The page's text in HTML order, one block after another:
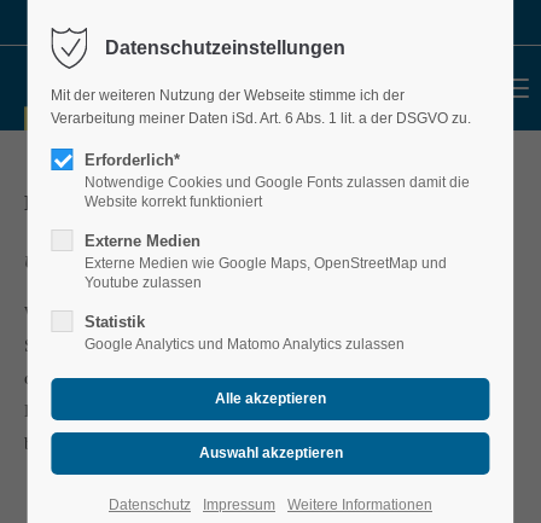
PARTNER
Unsere Partner!
Wir entwickeln Ihren Vorsprung mit starken Partnern an unserer
Seite. Ob eine intelligente Telekommunikations-Anwendung
oder eine zukunftstaugliche Netzinfrastruktur, mit unseren
Partnern können wir die Anforderungen unserer Kunden
bestmöglich erfüllen.
Datenschutzeinstellungen
Mit der weiteren Nutzung der Webseite stimme ich der
Verarbeitung meiner Daten iSd. Art. 6 Abs. 1 lit. a der DSGVO zu.
Erforderlich*
Notwendige Cookies und Google Fonts zulassen damit die
Website korrekt funktioniert
Externe Medien
Externe Medien wie Google Maps, OpenStreetMap und
Youtube zulassen
Statistik
Google Analytics und Matomo Analytics zulassen
Datenschutz Impressum Weitere Informationen